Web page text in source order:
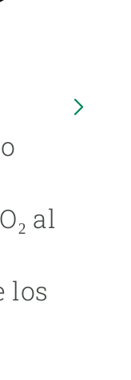
al
los